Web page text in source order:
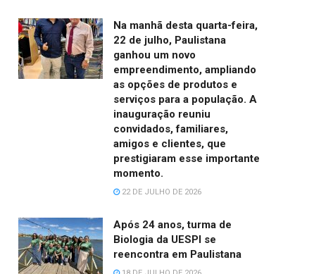
Na manhã desta quarta-feira,
22 de julho, Paulistana
ganhou um novo
empreendimento, ampliando
as opções de produtos e
serviços para a população. A
inauguração reuniu
convidados, familiares,
amigos e clientes, que
prestigiaram esse importante
momento.
22 DE JULHO DE 2026
Após 24 anos, turma de
Biologia da UESPI se
reencontra em Paulistana